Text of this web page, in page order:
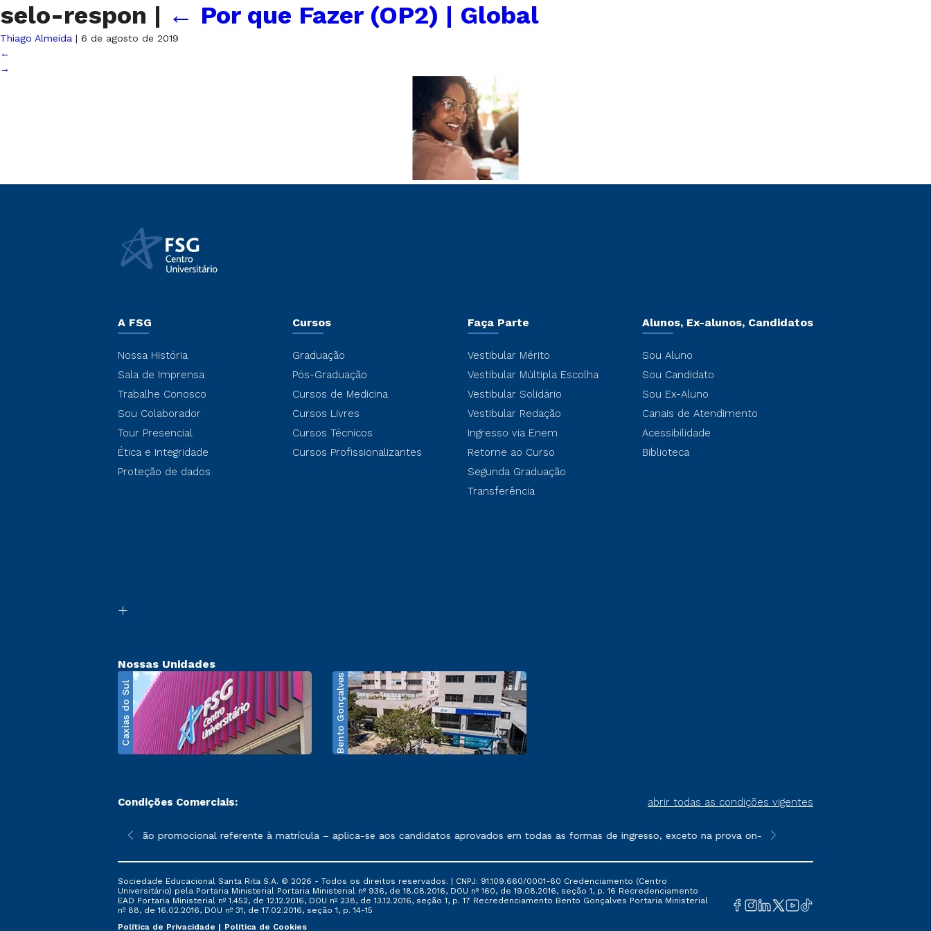
selo-respon | ← Por que Fazer (OP2) | Global
Thiago Almeida | 6 de agosto de 2019
←
→
A FSG
Nossa História
Sala de Imprensa
Trabalhe Conosco
Sou Colaborador
Tour Presencial
Ética e Integridade
Proteção de dados
Cursos
Graduação
Pós-Graduação
Cursos de Medicina
Cursos Livres
Cursos Técnicos
Cursos Profissionalizantes
Faça Parte
Vestibular Mérito
Vestibular Múltipla Escolha
Vestibular Solidário
Vestibular Redação
Ingresso via Enem
Retorne ao Curso
Segunda Graduação
Transferência
Alunos, Ex-alunos, Candidatos
Sou Aluno
Sou Candidato
Sou Ex-Aluno
Canais de Atendimento
Acessibilidade
Biblioteca
Nossas Unidades
Caxias do Sul Bento Gonçalves
Condições Comerciais: abrir todas as condições vigentes
sofrer alterações nos períodos de rematrícula conforme exposto no contrato de prestação de serviços.
*A condição promocional referente à matrícula – aplica-se aos candidatos aprovados em todas as formas de ingresso, exceto na prova on-line ou agendada, que ofertam
**Semipresencial é um formato do
Sociedade Educacional Santa Rita S.A. © 2026 - Todos os direitos reservados. | CNPJ: 91.109.660/0001-60 Credenciamento (Centro
Universitário) pela Portaria Ministerial Portaria Ministerial nº 936, de 18.08.2016, DOU nº 160, de 19.08.2016, seção 1, p. 16 Recredenciamento
EAD Portaria Ministerial nº 1.452, de 12.12.2016, DOU nº 238, de 13.12.2016, seção 1, p. 17 Recredenciamento Bento Gonçalves Portaria Ministerial
nº 88, de 16.02.2016, DOU nº 31, de 17.02.2016, seção 1, p. 14-15
Política de Privacidade
Política de Cookies